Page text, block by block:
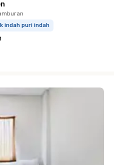
indah puri indah